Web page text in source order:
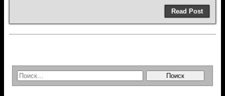
Read Post